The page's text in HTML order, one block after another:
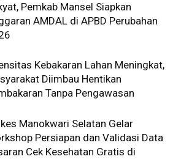
Pemkab Mansel Siapkan
AMDAL di APBD Perubahan
Kebakaran Lahan Meningkat,
Diimbau Hentikan
Tanpa Pengawasan
Manokwari Selatan Gelar
Persiapan dan Validasi Data
Cek Kesehatan Gratis di